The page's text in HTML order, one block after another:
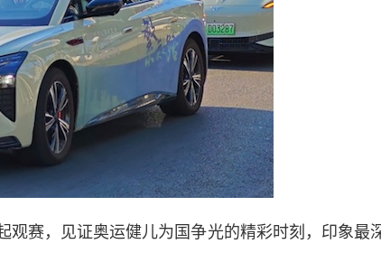
赛，见证奥运健儿为国争光的精彩时刻，印象最